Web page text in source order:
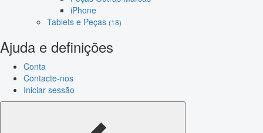
iPhone
Tablets e Peças (18)
Ajuda e definições
Conta
Contacte-nos
Iniciar sessão